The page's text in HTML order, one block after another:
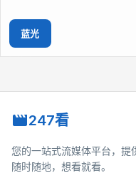
蓝光
247看
您的一站式流媒体平台，提
随时随地，想看就看。